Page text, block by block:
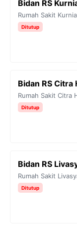
Bidan RS
Rumah Sakit
Ditutup
Bidan RS
Rumah Sakit Citra
Ditutup
Bidan RS
Rumah Sakit
Ditutup